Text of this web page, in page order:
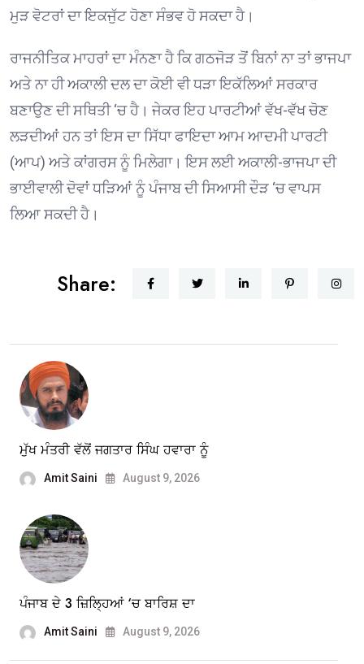
ਮੁੜ ਵੋਟਰਾਂ ਦਾ ਇਕਜੁੱਟ ਹੋਣਾ ਸੰਭਵ ਹੋ ਸਕਦਾ ਹੈ।
ਰਾਜਨੀਤਿਕ ਮਾਹਰਾਂ ਦਾ ਮੰਨਣਾ ਹੈ ਕਿ ਗਠਜੋੜ ਤੋਂ ਬਿਨਾਂ ਨਾ ਤਾਂ ਭਾਜਪਾ
ਅਤੇ ਨਾ ਹੀ ਅਕਾਲੀ ਦਲ ਦਾ ਕੋਈ ਵੀ ਧੜਾ ਇਕੱਲਿਆਂ ਸਰਕਾਰ
ਬਣਾਉਣ ਦੀ ਸਥਿਤੀ ‘ਚ ਹੈ। ਜੇਕਰ ਇਹ ਪਾਰਟੀਆਂ ਵੱਖ-ਵੱਖ ਚੋਣ
ਲੜਦੀਆਂ ਹਨ ਤਾਂ ਇਸ ਦਾ ਸਿੱਧਾ ਫਾਇਦਾ ਆਮ ਆਦਮੀ ਪਾਰਟੀ
(ਆਪ) ਅਤੇ ਕਾਂਗਰਸ ਨੂੰ ਮਿਲੇਗਾ। ਇਸ ਲਈ ਅਕਾਲੀ-ਭਾਜਪਾ ਦੀ
ਭਾਈਵਾਲੀ ਦੋਵਾਂ ਧੜਿਆਂ ਨੂੰ ਪੰਜਾਬ ਦੀ ਸਿਆਸੀ ਦੌੜ ‘ਚ ਵਾਪਸ
ਲਿਆ ਸਕਦੀ ਹੈ।
Share:
ਮੁੱਖ ਮੰਤਰੀ ਵੱਲੋਂ ਜਗਤਾਰ ਸਿੰਘ ਹਵਾਰਾ ਨੂੰ
Amit Saini August 9, 2026
ਪੰਜਾਬ ਦੇ 3 ਜ਼ਿਲ੍ਹਿਆਂ ‘ਚ ਬਾਰਿਸ਼ ਦਾ
Amit Saini August 9, 2026